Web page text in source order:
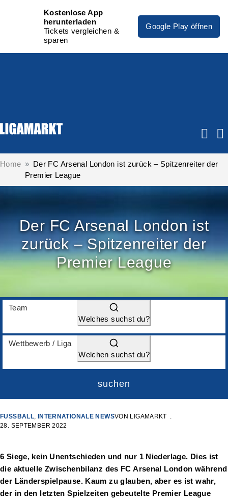
Kostenlose App
herunterladen
Tickets vergleichen &
sparen
Google Play öffnen
Home
Der FC Arsenal London ist zurück – Spitzenreiter der
Premier League
Der FC Arsenal London ist
zurück – Spitzenreiter der
Premier League
Team
Welches suchst du?
Wettbewerb / Liga
Welchen suchst du?
suchen
FUSSBALL , INTERNATIONALE NEWSVON LIGAMARKT
28. SEPTEMBER 2022
6 Siege, kein Unentschieden und nur 1 Niederlage. Dies ist
die aktuelle Zwischenbilanz des FC Arsenal London während
der Länderspielpause. Kaum zu glauben, aber es ist wahr,
der in den letzten Spielzeiten gebeutelte Premier League